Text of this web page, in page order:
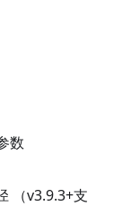
数
（v3.9.3+支